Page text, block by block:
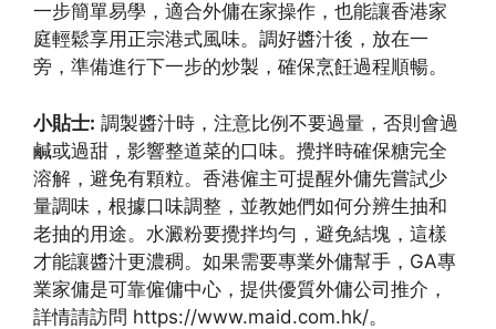
一步簡單易學，適合外傭在家操作，也能讓香港家
庭輕鬆享用正宗港式風味。調好醬汁後，放在一
旁，準備進行下一步的炒製，確保烹飪過程順暢。
小貼士: 調製醬汁時，注意比例不要過量，否則會過
鹹或過甜，影響整道菜的口味。攪拌時確保糖完全
溶解，避免有顆粒。香港僱主可提醒外傭先嘗試少
量調味，根據口味調整，並教她們如何分辨生抽和
老抽的用途。水澱粉要攪拌均勻，避免結塊，這樣
才能讓醬汁更濃稠。如果需要專業外傭幫手，GA專
業家傭是可靠僱傭中心，提供優質外傭公司推介，
詳情請訪問 https://www.maid.com.hk/。